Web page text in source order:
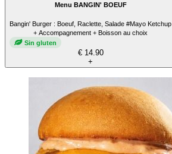
Menu BANGIN' BOEUF
Bangin' Burger : Boeuf, Raclette, Salade #Mayo Ketchup
+ Accompagnement + Boisson au choix
Sin gluten
€ 14.90
+